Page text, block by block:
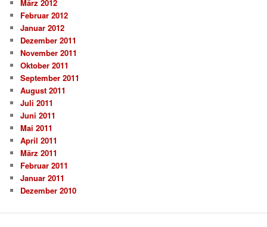
März 2012
Februar 2012
Januar 2012
Dezember 2011
November 2011
Oktober 2011
September 2011
August 2011
Juli 2011
Juni 2011
Mai 2011
April 2011
März 2011
Februar 2011
Januar 2011
Dezember 2010